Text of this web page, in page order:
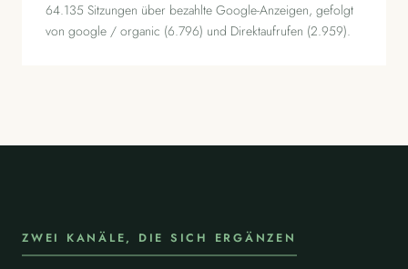
64.135 Sitzungen über bezahlte Google-Anzeigen, gefolgt
von google / organic (6.796) und Direktaufrufen (2.959).
ZWEI KANÄLE, DIE SICH ERGÄNZEN